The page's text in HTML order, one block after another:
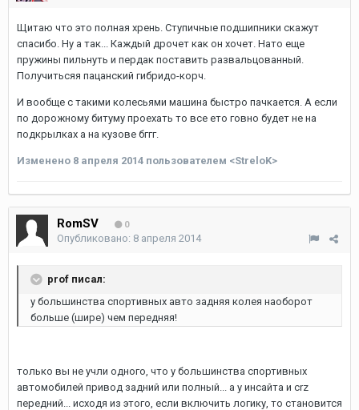
Щитаю что это полная хрень. Ступичные подшипники скажут
спасибо. Ну а так... Каждый дрочет как он хочет. Нато еще
пружины пильнуть и пердак поставить развальцованный.
Получитьсяя пацанский гибридо-корч.
И вообще с такими колесьями машина быстро пачкается. А если
по дорожному битуму проехать то все ето говно будет не на
подкрылках а на кузове бггг.
Изменено 8 апреля 2014 пользователем <StreloK>
RomSV 0
Опубликовано: 8 апреля 2014
prof писал:
у большинства спортивных авто задняя колея наоборот
больше (шире) чем передняя!
только вы не учли одного, что у большинства спортивных
автомобилей привод задний или полный... а у инсайта и crz
передний... исходя из этого, если включить логику, то становится